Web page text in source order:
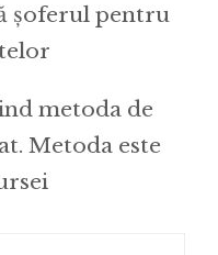
șoferul pentru
metoda de
Metoda este